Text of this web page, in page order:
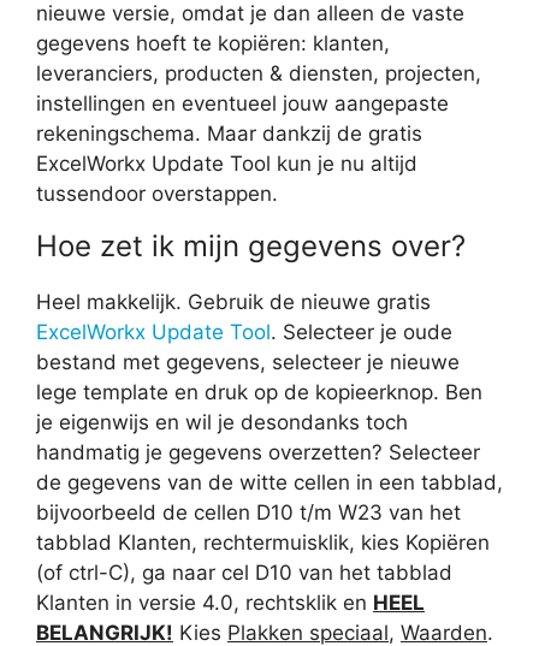
nieuwe versie, omdat je dan alleen de vaste
gegevens hoeft te kopiëren: klanten,
leveranciers, producten & diensten, projecten,
instellingen en eventueel jouw aangepaste
rekeningschema. Maar dankzij de gratis
ExcelWorkx Update Tool kun je nu altijd
tussendoor overstappen.
Hoe zet ik mijn gegevens over?
Heel makkelijk. Gebruik de nieuwe gratis
ExcelWorkx Update Tool. Selecteer je oude
bestand met gegevens, selecteer je nieuwe
lege template en druk op de kopieerknop. Ben
je eigenwijs en wil je desondanks toch
handmatig je gegevens overzetten? Selecteer
de gegevens van de witte cellen in een tabblad,
bijvoorbeeld de cellen D10 t/m W23 van het
tabblad Klanten, rechtermuisklik, kies Kopiëren
(of ctrl-C), ga naar cel D10 van het tabblad
Klanten in versie 4.0, rechtsklik en HEEL
BELANGRIJK! Kies Plakken speciaal, Waarden.